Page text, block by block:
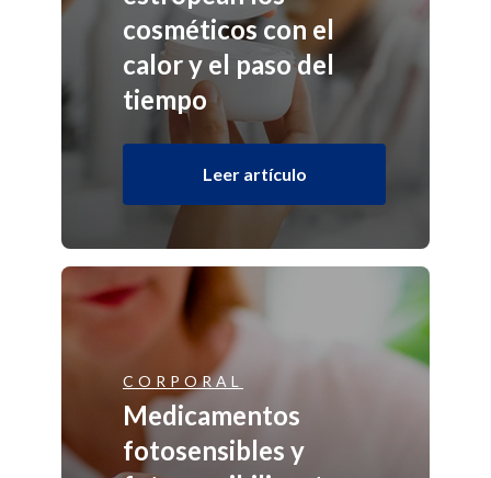
cosméticos con el
calor y el paso del
tiempo
Leer artículo
CORPORAL
Medicamentos
fotosensibles y